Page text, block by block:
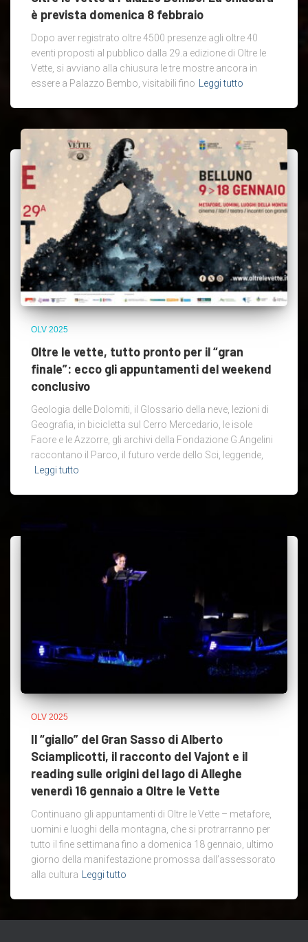
è prevista domenica 8 febbraio
Dopo aver registrato oltre 4500 presenze agli oltre 40
eventi proposti al pubblico dalla 29.a edizione di Oltre le
Vette, si avviano alla chiusura le tre mostre ancora in
essere a Palazzo Bembo, visitabili fino
Leggi tutto
OLV 2025
Oltre le vette, tutto pronto per il “gran
finale”: ecco gli appuntamenti del weekend
conclusivo
Geologia delle Dolomiti, il Glossario della neve, lezioni di
Geografia, in bicicletta sul Cerro Mercedario, le isole
Faore e le Azzorre, gli archivi della Fondazione G.Angelini
raccontano il Parco, il futuro verde dello Sci, leggende,
Leggi tutto
OLV 2025
Il “giallo” del Gran Sasso di Alberto
Sciamplicotti, il racconto del Vajont e il
reading sulle origini del lago di Alleghe
venerdì 16 gennaio a Oltre le Vette
Continuano gli appuntamenti di Oltre le Vette – metafore,
uomini e luoghi della montagna, che si protrarranno per
tutto il fine settimana fino a domenica 18 gennaio, ultimo
giorno della manifestazione promossa dall’assessorato
alla cultura
Leggi tutto